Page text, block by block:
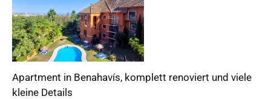
Apartment in Benahavís, komplett renoviert und viele
kleine Details